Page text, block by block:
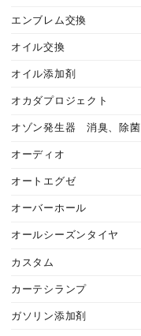
エンブレム交換
オイル交換
オイル添加剤
オカダプロジェクト
オゾン発生器 消臭、除菌
オーディオ
オートエグゼ
オーバーホール
オールシーズンタイヤ
カスタム
カーテシランプ
ガソリン添加剤